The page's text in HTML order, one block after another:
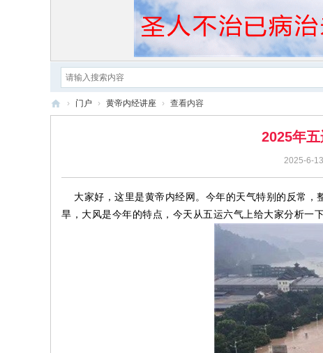
› 门户 › 黄帝内经讲座 › 查看内容
2025年
2025-6-
大家好，这里是黄帝内经网。今年的天气特别的反常，
旱，大风是今年的特点，今天从五运六气上给大家分析一